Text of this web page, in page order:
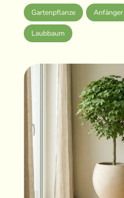
Gartenpflanze Anfänger
Laubbaum